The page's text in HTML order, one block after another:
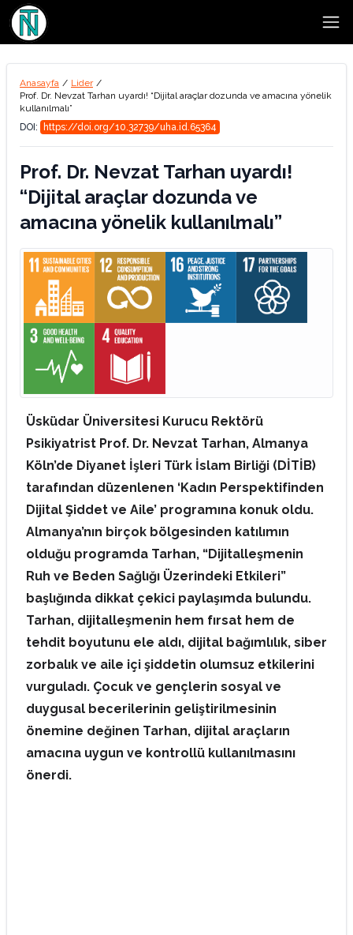
Anasayfa / Lider /
Prof. Dr. Nevzat Tarhan uyardı! “Dijital araçlar dozunda ve amacına yönelik
kullanılmalı”
DOI:
https://doi.org/10.32739/uha.id.65364
Prof. Dr. Nevzat Tarhan uyardı!
“Dijital araçlar dozunda ve
amacına yönelik kullanılmalı”
Üsküdar Üniversitesi Kurucu Rektörü
Psikiyatrist Prof. Dr. Nevzat Tarhan, Almanya
Köln’de Diyanet İşleri Türk İslam Birliği (DİTİB)
tarafından düzenlenen ‘Kadın Perspektifinden
Dijital Şiddet ve Aile’ programına konuk oldu.
Almanya’nın birçok bölgesinden katılımın
olduğu programda Tarhan, “Dijitalleşmenin
Ruh ve Beden Sağlığı Üzerindeki Etkileri”
başlığında dikkat çekici paylaşımda bulundu.
Tarhan, dijitalleşmenin hem fırsat hem de
tehdit boyutunu ele aldı, dijital bağımlılık, siber
zorbalık ve aile içi şiddetin olumsuz etkilerini
vurguladı. Çocuk ve gençlerin sosyal ve
duygusal becerilerinin geliştirilmesinin
önemine değinen Tarhan, dijital araçların
amacına uygun ve kontrollü kullanılmasını
önerdi.